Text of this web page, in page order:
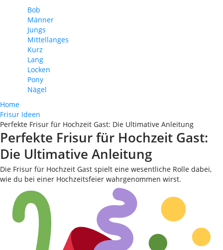
Bob
Männer
Jungs
Mittellanges
Kurz
Lang
Locken
Pony
Nägel
Home
Frisur Ideen
Perfekte Frisur für Hochzeit Gast: Die Ultimative Anleitung
Perfekte Frisur für Hochzeit Gast:
Die Ultimative Anleitung
Die Frisur für Hochzeit Gast spielt eine wesentliche Rolle dabei,
wie du bei einer Hochzeitsfeier wahrgenommen wirst.